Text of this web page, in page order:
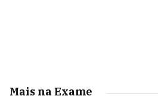
Mais na Exame